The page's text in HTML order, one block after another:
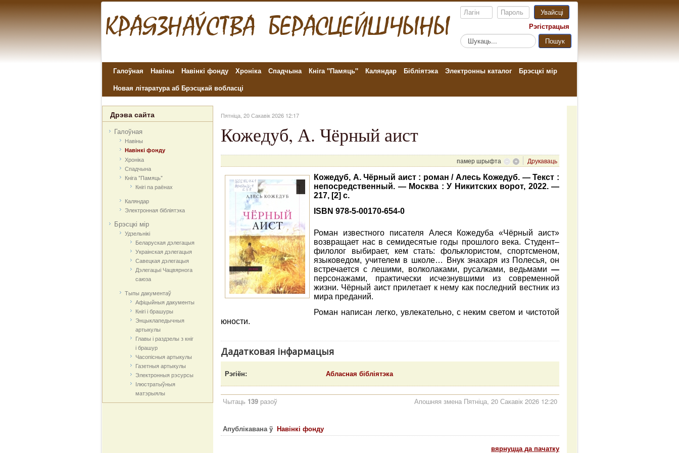
Увайсці
Рэгістрацыя
Пошук...
Пошук
Галоўная Навіны Навінкі фонду Хроніка Спадчына Кніга "Памяць" Каляндар Бібліятэка Электронны каталог
Брэсцкі мір
Новая літаратура аб Брэсцкай вобласці
Дрэва сайта
Галоўная
Навіны
Навінкі фонду
Хроніка
Спадчына
Кніга "Памяць"
Кнігі па раёнах
Каляндар
Электронная бібліятэка
Брэсцкі мір
Удзельнікі
Беларуская дэлегацыя
Украінская дэлегацыя
Савецкая дэлегацыя
Дэлегацыі Чацвярнога
саюза
Тыпы дакументаў
Афіцыйныя дакумeнты
Кнігі і брашуры
Энцыклапедычныя
артыкулы
Главы і раздзелы з кніг
і брашур
Часопісныя артыкулы
Газетныя артыкулы
Электронныя рэсурсы
Ілюстратыўныя
матэрыялы
Пятніца, 20 Сакавік 2026 12:17
Кожедуб, А. Чёрный аист
памер шрыфта
Друкаваць
Кожедуб, А. Чёрный аист : роман / Алесь Кожедуб. — Текст :
непосредственный. — Москва : У Никитских ворот, 2022. —
217, [2] с.
ISBN 978-5-00170-654-0
Роман известного писателя Алеся Кожедуба «Чёрный аист»
возвращает нас в семидесятые годы прошлого века. Студент–
филолог выбирает, кем стать: фольклористом, спортсменом,
языковедом, учителем в школе… Внук знахаря из Полесья, он
встречается с лешими, волколаками, русалками, ведьмами —
персонажами, практически исчезнувшими из современной
жизни. Чёрный аист прилетает к нему как последний вестник из
мира преданий.
Роман написан легко, увлекательно, с неким светом и чистотой
юности.
Дадатковая інфармацыя
Рэгіён: Абласная бібліятэка
Чытаць 139 разоў Апошняя змена Пятніца, 20 Сакавік 2026 12:20
Апублікавана ў Навінкі фонду
вярнуцца да пачатку